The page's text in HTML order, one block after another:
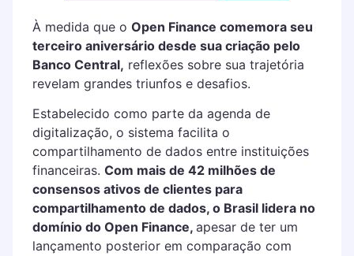
À medida que o Open Finance comemora seu
terceiro aniversário desde sua criação pelo
Banco Central, reflexões sobre sua trajetória
revelam grandes triunfos e desafios.
Estabelecido como parte da agenda de
digitalização, o sistema facilita o
compartilhamento de dados entre instituições
financeiras. Com mais de 42 milhões de
consensos ativos de clientes para
compartilhamento de dados, o Brasil lidera no
domínio do Open Finance, apesar de ter um
lançamento posterior em comparação com